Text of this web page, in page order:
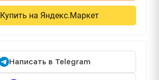
Купить на Яндекс.Маркет
Написать в Telegram